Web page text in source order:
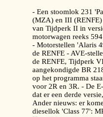
- Een stoomlok 231
(MZA) en III
van Tijdperk II in
motorwagen reeks
- Motorstellen 'Alaris
de RENFE - AVE-
de RENFE, Tijdperk
aangekondigde BR
op het programma
voor 2R en 3R. - De
dat er een derde
Ander nieuws: er
diesellok 'Class 77':